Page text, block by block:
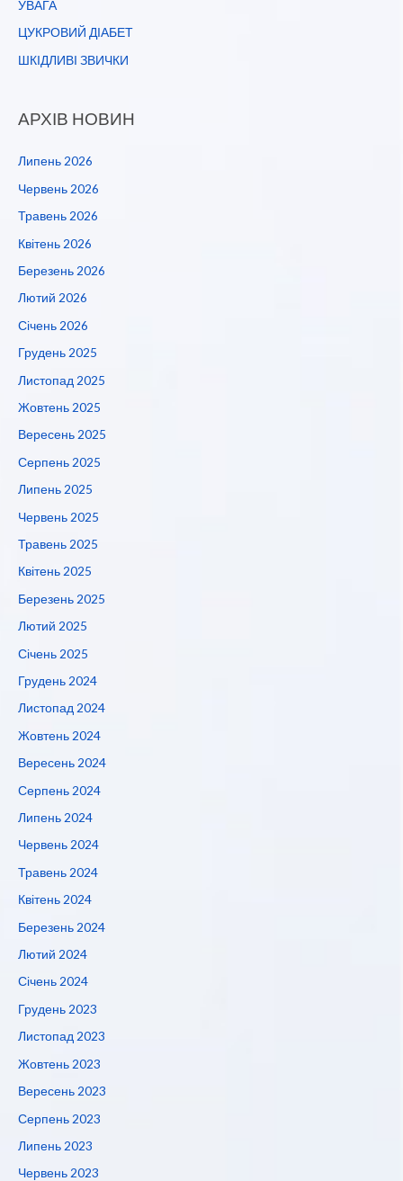
УВАГА
ЦУКРОВИЙ ДІАБЕТ
ШКІДЛИВІ ЗВИЧКИ
АРХІВ НОВИН
Липень 2026
Червень 2026
Травень 2026
Квітень 2026
Березень 2026
Лютий 2026
Січень 2026
Грудень 2025
Листопад 2025
Жовтень 2025
Вересень 2025
Серпень 2025
Липень 2025
Червень 2025
Травень 2025
Квітень 2025
Березень 2025
Лютий 2025
Січень 2025
Грудень 2024
Листопад 2024
Жовтень 2024
Вересень 2024
Серпень 2024
Липень 2024
Червень 2024
Травень 2024
Квітень 2024
Березень 2024
Лютий 2024
Січень 2024
Грудень 2023
Листопад 2023
Жовтень 2023
Вересень 2023
Серпень 2023
Липень 2023
Червень 2023